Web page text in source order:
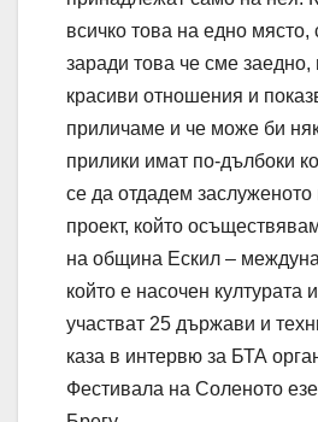
всичко това на едно място,
заради това че сме
красиви отношения и
приличаме и че може би
прилики имат по-дълбоки
се да отдадем заслуженото
проект, който
на община Ескил –
който е насочен културата
участват 25 държави и
каза в интервю за БТА
Фестивала на Соленото